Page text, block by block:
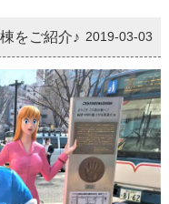
をご紹介♪ 2019-03-03